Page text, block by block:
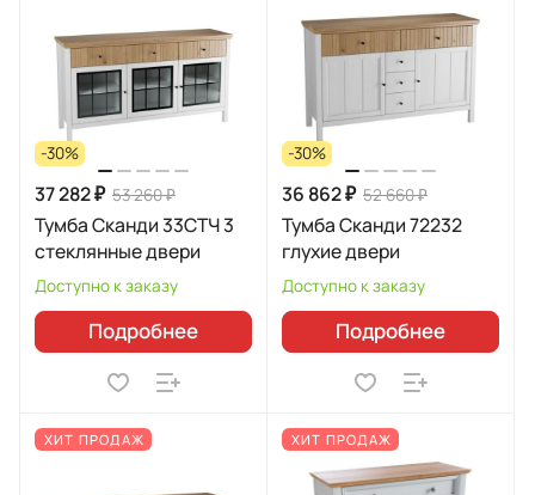
-30%
37 282 ₽ 53 260 ₽
Тумба Сканди 33СТЧ 3
стеклянные двери
Доступно к заказу
Подробнее
-30%
36 862 ₽ 52 660 ₽
Тумба Сканди 72232
глухие двери
Доступно к заказу
Подробнее
ХИТ ПРОДАЖ ХИТ ПРОДАЖ